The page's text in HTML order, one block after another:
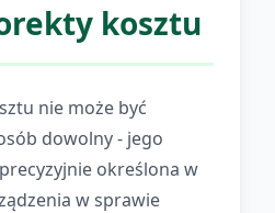
kosztu
nie może być
dowolny - jego
określona w
w sprawie